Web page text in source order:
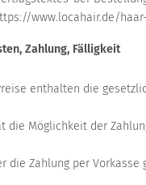
www.locahair.de/
Zahlung, Fälligkeit
enthalten die
die Möglichkeit der
die Zahlung per